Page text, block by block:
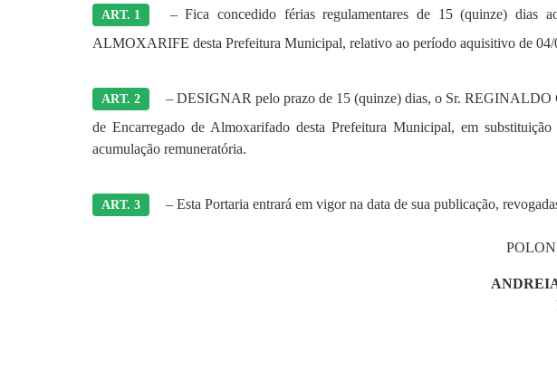
ART. 1
– Fica concedido férias regulamentares de 15 (quinze)
ALMOXARIFE desta Prefeitura Municipal, relativo ao período aquisitivo de
ART. 2
– DESIGNAR pelo prazo de 15 (quinze) dias, o Sr.
de Encarregado de Almoxarifado desta Prefeitura Municipal, em
acumulação remuneratória.
ART. 3 – Esta Portaria entrará em vigor na data de sua publicação,